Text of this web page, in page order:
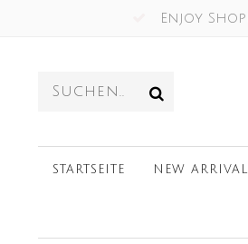
Enjoy
STARTSEITE NEW